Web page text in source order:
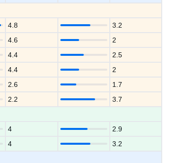
4.8
3.2
4.6
2
4.4
2.5
4.4
2
2.6
1.7
2.2
3.7
4
2.9
4
3.2